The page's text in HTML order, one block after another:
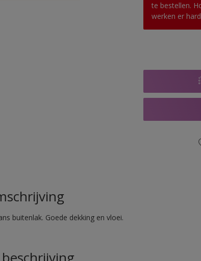
te bestellen.
werken er
buitenlak. Goede dekking en vloei.